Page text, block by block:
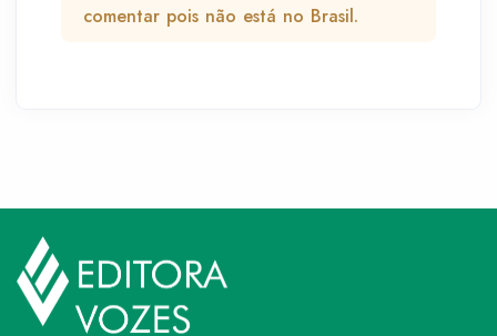
comentar pois não está no Brasil.